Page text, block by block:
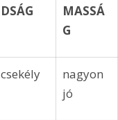
DSÁG
MASSÁ
G
csekély
nagyon
jó